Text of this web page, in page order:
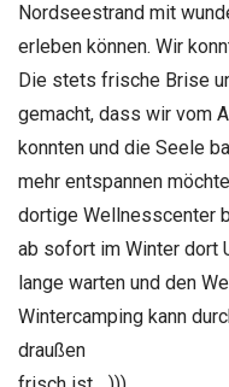
Nordseestrand mit
erleben können. Wir
Die stets frische Brise
gemacht, dass wir vom
konnten und die Seele
mehr entspannen
dortige Wellnesscenter
ab sofort im Winter dort
lange warten und den
Wintercamping kann
draußen